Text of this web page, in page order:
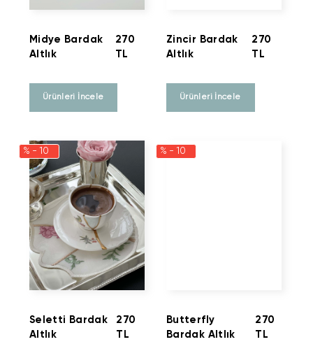
Midye Bardak
Altlık
270
TL
Ürünleri İncele
Zincir Bardak
Altlık
270
TL
Ürünleri İncele
% - 10
Seletti Bardak
Altlık
270
TL
% - 10
Butterfly
Bardak Altlık
270
TL